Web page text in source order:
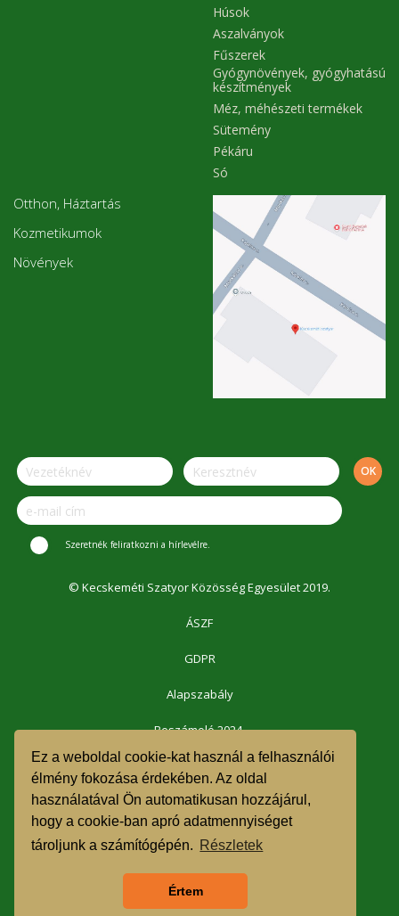
Ez a weboldal cookie-kat használ a felhasználói
élmény fokozása érdekében. Az oldal
használatával Ön automatikusan hozzájárul,
hogy a cookie-ban apró adatmennyiséget
tároljunk a számítógépén. Részletek
Értem
Húsok
Aszalványok
Fűszerek
Gyógynövények, gyógyhatású
készítmények
Méz, méhészeti termékek
Sütemény
Pékáru
Só
Otthon, Háztartás
Kozmetikumok
Növények
Szeretnék feliratkozni a hírlevélre.
© Kecskeméti Szatyor Közösség Egyesület 2019.
ÁSZF
GDPR
Alapszabály
Beszámoló 2024.
Beszámoló 2023.
Beszámoló 2022.
Beszámoló 2021.
1% felajánlás 2023.